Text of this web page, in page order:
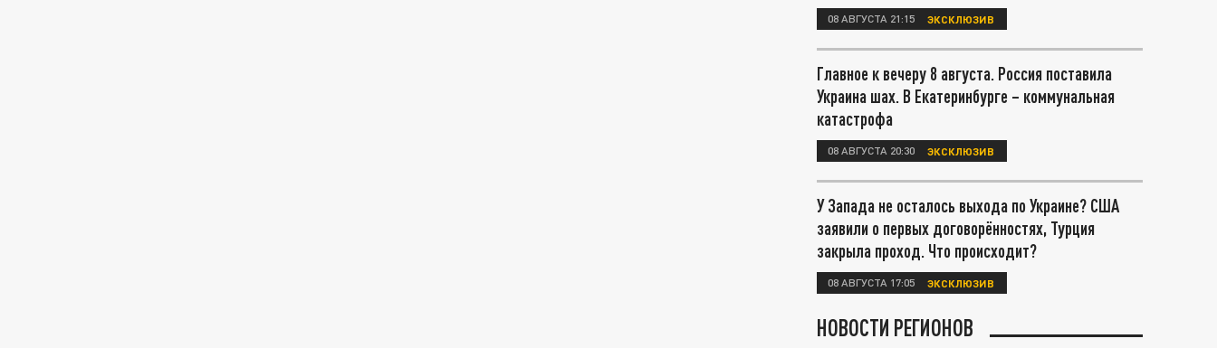
08 АВГУСТА 21:15 ЭКСКЛЮЗИВ
Главное к вечеру 8 августа. Россия поставила
Украина шах. В Екатеринбурге – коммунальная
катастрофа
08 АВГУСТА 20:30 ЭКСКЛЮЗИВ
У Запада не осталось выхода по Украине? США
заявили о первых договорённостях, Турция
закрыла проход. Что происходит?
08 АВГУСТА 17:05 ЭКСКЛЮЗИВ
НОВОСТИ РЕГИОНОВ